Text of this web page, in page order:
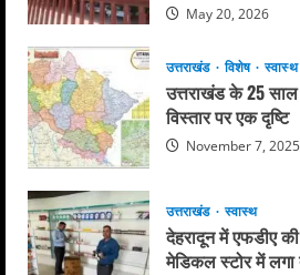
May 20, 2026
उत्तराखंड विशेष स्वास्थ
उत्तराखंड के 25
विस्तार पर एक दृष्टि
November 7, 2025
उत्तराखंड स्वास्थ
देहरादून में एफडीए
मेडिकल स्टोर में लगा